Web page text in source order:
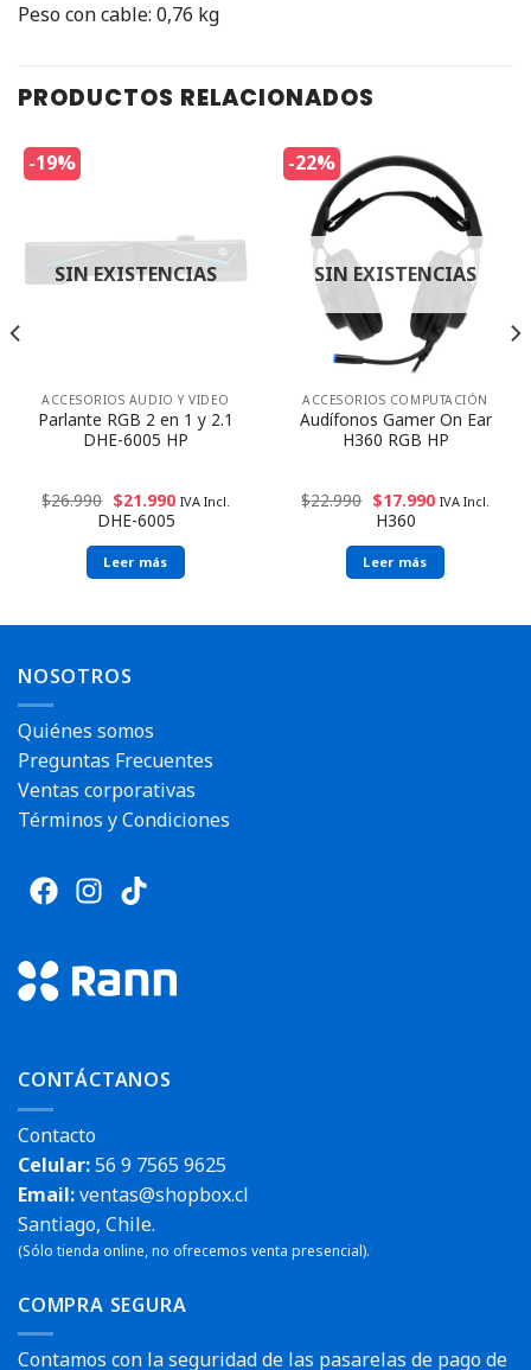
Peso con cable: 0,76 kg
PRODUCTOS RELACIONADOS
-19%
SIN EXISTENCIAS
ACCESORIOS AUDIO Y VIDEO
Parlante RGB 2 en 1 y 2.1
DHE-6005 HP
$26.990 $21.990 IVA Incl.
DHE-6005
Leer más
-22%
SIN EXISTENCIAS
ACCESORIOS COMPUTACIÓN
Audífonos Gamer On Ear
H360 RGB HP
$22.990 $17.990 IVA Incl.
H360
Leer más
NOSOTROS
Quiénes somos
Preguntas Frecuentes
Ventas corporativas
Términos y Condiciones
CONTÁCTANOS
Contacto
Celular:56 9 7565 9625
Email:ventas@shopbox.cl
Santiago, Chile.
(Sólo tienda online, no ofrecemos venta presencial).
COMPRA SEGURA
Contamos con la seguridad de las pasarelas de pago de